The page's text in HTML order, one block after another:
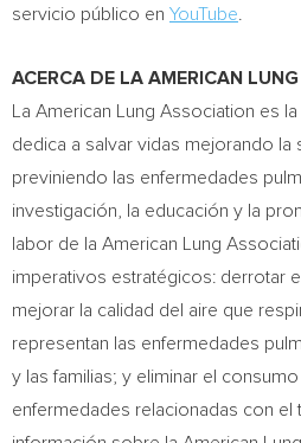
servicio público en YouTube
ACERCA DE LA AMERICAN
La American Lung Association es
dedica a salvar vidas mejorando la
previniendo las enfermedades
investigación, la educación y la
labor de la American Lung
imperativos estratégicos: derrotar
mejorar la calidad del aire que
representan las enfermedades
y las familias; y eliminar el
enfermedades relacionadas con el